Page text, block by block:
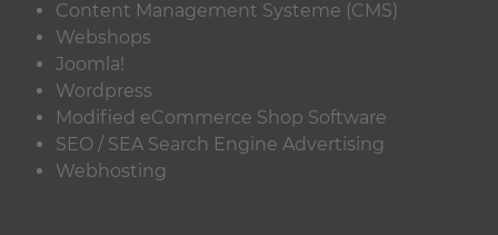
Content Management Systeme (CMS)
Webshops
Joomla!
Wordpress
Modified eCommerce Shop Software
SEO / SEA Search Engine Advertising
Webhosting